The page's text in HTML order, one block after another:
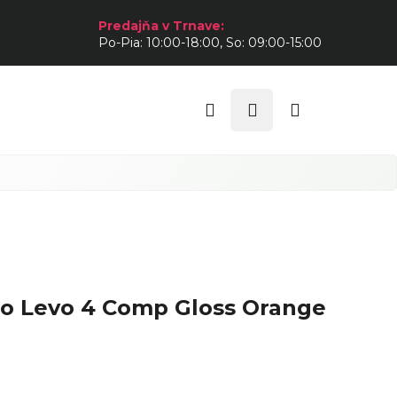
Predajňa v Trnave:
Po-Pia: 10:00-18:00, So: 09:00-15:00
Hľadať Prihlásenie
Levo 4 Comp Gloss Orange